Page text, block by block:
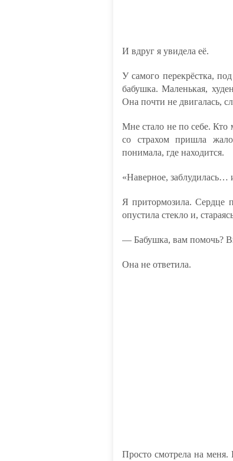
И вдруг я увидела её.
У самого перекрёстка,
бабушка. Маленькая,
Она почти не двигалась,
Мне стало не по себе. Кто
со страхом пришла
понимала, где находится.
«Наверное,
Я притормозила. Сердце
опустила стекло и,
— Бабушка, вам помочь?
Она не ответила.
Просто смотрела на